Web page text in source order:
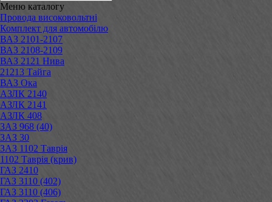
Меню каталогу
Провода високовольтні
Комплект для автомобілю
ВАЗ 2101-2107
ВАЗ 2108-2109
ВАЗ 2121 Нива
21213 Тайга
ВАЗ Ока
АЗЛК 2140
АЗЛК 2141
АЗЛК 408
ЗАЗ 968 (40)
ЗАЗ 30
ЗАЗ 1102 Таврія
1102 Таврія (крив)
ГАЗ 2410
ГАЗ 3110 (402)
ГАЗ 3110 (406)